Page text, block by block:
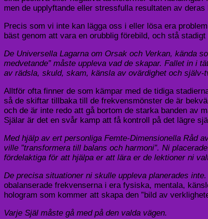
men de upplyftande eller stressfulla resultaten av deras
Precis som vi inte kan lägga oss i eller lösa era
bäst genom att vara en orubblig förebild, och stå
De Universella Lagarna om Orsak och Verkan, kända
medvetande” måste uppleva vad de skapar. Fallet in i
av rädsla, skuld, skam, känsla av ovärdighet och
Alltför ofta finner de som kämpar med de tidiga
så de skiftar tillbaka till de frekvensmönster de är
och de är inte redo att gå bortom de starka banden av
Själar är det en svår kamp att få kontroll på det lägre
Med hjälp av ert personliga Femte-Dimensionella Råd
ville ”transformera till balans och harmoni”. Ni
fördelaktiga för att hjälpa er att lära er de lektioner ni
De precisa situationer ni skulle uppleva planerades inte.
obalanserade frekvenserna i era fysiska, mentala,
hologram som kommer att skapa den ”bild av
Varje Själ måste gå med på den valda vägen.